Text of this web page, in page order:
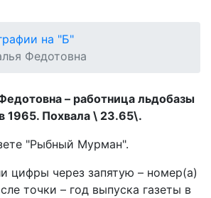
на "Б"
Федотовна
– работница льдобазы
1965. Похвала \ 23.65\.
"Рыбный Мурман".
цифры через запятую – номер(а)
точки – год выпуска газеты в